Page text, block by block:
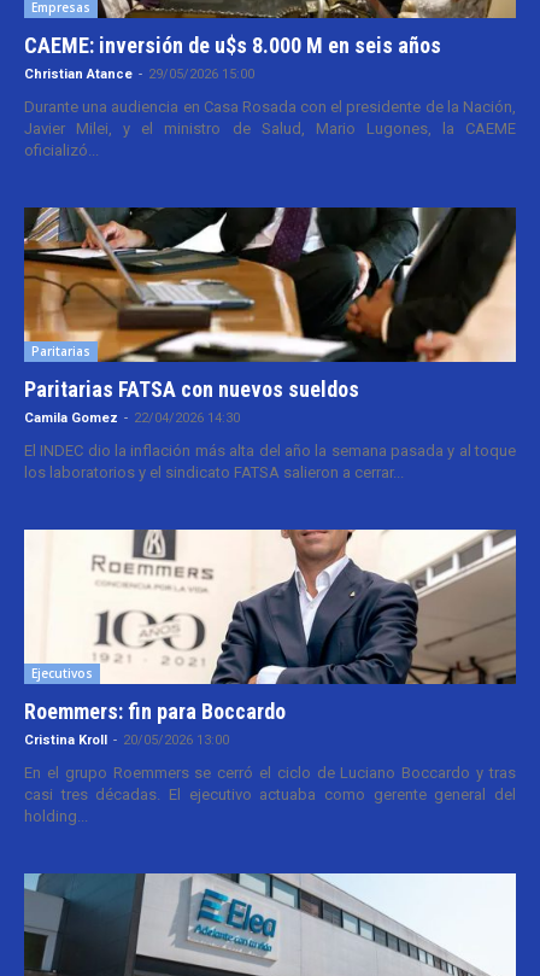
Empresas
CAEME: inversión de u$s 8.000 M en seis años
Christian Atance - 29/05/2026 15:00
Durante una audiencia en Casa Rosada con el presidente de la Nación,
Javier Milei, y el ministro de Salud, Mario Lugones, la CAEME
oficializó...
Paritarias
Paritarias FATSA con nuevos sueldos
Camila Gomez - 22/04/2026 14:30
El INDEC dio la inflación más alta del año la semana pasada y al toque
los laboratorios y el sindicato FATSA salieron a cerrar...
Ejecutivos
Roemmers: fin para Boccardo
Cristina Kroll - 20/05/2026 13:00
En el grupo Roemmers se cerró el ciclo de Luciano Boccardo y tras
casi tres décadas. El ejecutivo actuaba como gerente general del
holding...